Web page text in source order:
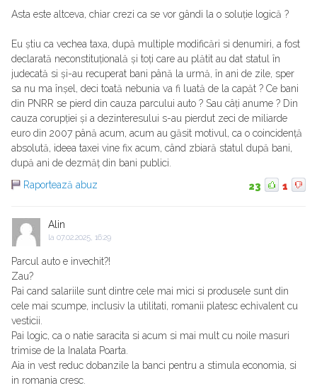
Asta este altceva, chiar crezi ca se vor gândi la o soluție logică ?
Eu știu ca vechea taxa, după multiple modificări si denumiri, a fost
declarată neconstituțională și toți care au plătit au dat statul în
judecată si și-au recuperat bani până la urmă, în ani de zile, sper
sa nu ma înșel, deci toată nebunia va fi luată de la capăt ? Ce bani
din PNRR se pierd din cauza parcului auto ? Sau câți anume ? Din
cauza corupției și a dezinteresului s-au pierdut zeci de miliarde
euro din 2007 până acum, acum au găsit motivul, ca o coincidență
absolută, ideea taxei vine fix acum, când zbiară statul după bani,
după ani de dezmăț din bani publici.
Raportează abuz
23 1
Alin
la 07.02.2025, 16:29
Parcul auto e invechit?!
Zau?
Pai cand salariile sunt dintre cele mai mici si produsele sunt din
cele mai scumpe, inclusiv la utilitati, romanii platesc echivalent cu
vesticii.
Pai logic, ca o natie saracita si acum si mai mult cu noile masuri
trimise de la Inalata Poarta.
Aia in vest reduc dobanzile la banci pentru a stimula economia, si
in romania cresc.